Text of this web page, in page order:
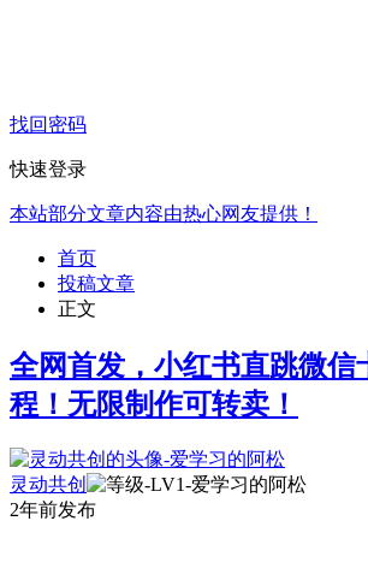
找回密码
快速登录
本站部分文章内容由热心网友提供！
首页
投稿文章
正文
全网首发，小红书直跳微信
程！无限制作可转卖！
灵动共创
2年前发布